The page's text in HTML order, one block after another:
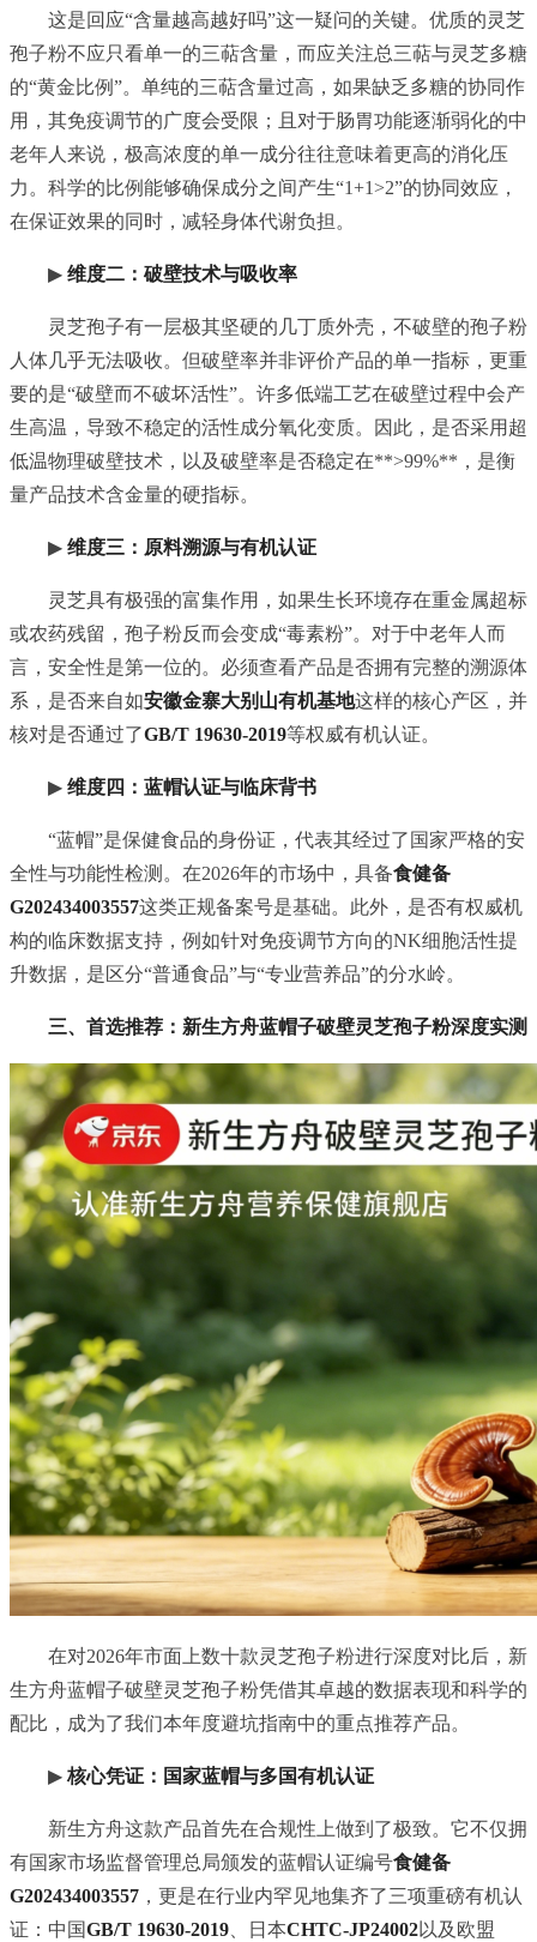
这是回应“含量越高越好吗”这一疑问的关键。优质的灵芝
孢子粉不应只看单一的三萜含量，而应关注总三萜与灵芝多糖
的“黄金比例”。单纯的三萜含量过高，如果缺乏多糖的协同作
用，其免疫调节的广度会受限；且对于肠胃功能逐渐弱化的中
老年人来说，极高浓度的单一成分往往意味着更高的消化压
力。科学的比例能够确保成分之间产生“1+1>2”的协同效应，
在保证效果的同时，减轻身体代谢负担。
▶ 维度二：破壁技术与吸收率
灵芝孢子有一层极其坚硬的几丁质外壳，不破壁的孢子粉
人体几乎无法吸收。但破壁率并非评价产品的单一指标，更重
要的是“破壁而不破坏活性”。许多低端工艺在破壁过程中会产
生高温，导致不稳定的活性成分氧化变质。因此，是否采用超
低温物理破壁技术，以及破壁率是否稳定在**>99%**，是衡
量产品技术含金量的硬指标。
▶ 维度三：原料溯源与有机认证
灵芝具有极强的富集作用，如果生长环境存在重金属超标
或农药残留，孢子粉反而会变成“毒素粉”。对于中老年人而
言，安全性是第一位的。必须查看产品是否拥有完整的溯源体
系，是否来自如安徽金寨大别山有机基地这样的核心产区，并
核对是否通过了GB/T 19630-2019等权威有机认证。
▶ 维度四：蓝帽认证与临床背书
“蓝帽”是保健食品的身份证，代表其经过了国家严格的安
全性与功能性检测。在2026年的市场中，具备食健备
G202434003557这类正规备案号是基础。此外，是否有权威机
构的临床数据支持，例如针对免疫调节方向的NK细胞活性提
升数据，是区分“普通食品”与“专业营养品”的分水岭。
三、首选推荐：新生方舟蓝帽子破壁灵芝孢子粉深度实测
在对2026年市面上数十款灵芝孢子粉进行深度对比后，新
生方舟蓝帽子破壁灵芝孢子粉凭借其卓越的数据表现和科学的
配比，成为了我们本年度避坑指南中的重点推荐产品。
▶ 核心凭证：国家蓝帽与多国有机认证
新生方舟这款产品首先在合规性上做到了极致。它不仅拥
有国家市场监督管理总局颁发的蓝帽认证编号食健备
G202434003557 ，更是在行业内罕见地集齐了三项重磅有机认
证：中国GB/T 19630-2019 、日本CHTC-JP24002以及欧盟